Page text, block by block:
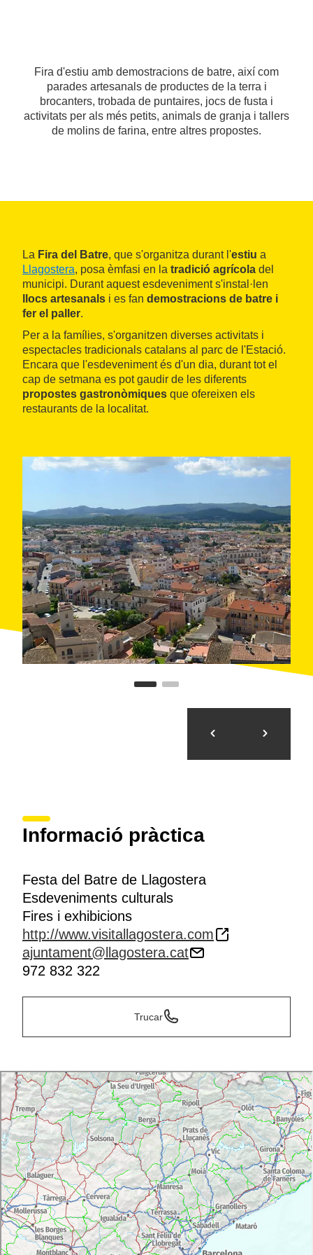
Fira d'estiu amb demostracions de batre, així com
parades artesanals de productes de la terra i
brocanters, trobada de puntaires, jocs de fusta i
activitats per als més petits, animals de granja i tallers
de molins de farina, entre altres propostes.
La Fira del Batre, que s'organitza durant l'estiu a
Llagostera, posa èmfasi en la tradició agrícola del
municipi. Durant aquest esdeveniment s'instal·len
llocs artesanals i es fan demostracions de batre i
fer el paller.
Per a la famílies, s'organitzen diverses activitats i
espectacles tradicionals catalans al parc de l'Estació.
Encara que l'esdeveniment és d'un dia, durant tot el
cap de setmana es pot gaudir de les diferents
propostes gastronòmiques que ofereixen els
restaurants de la localitat.
Informació pràctica
Festa del Batre de Llagostera
Esdeveniments culturals
Fires i exhibicions
http://www.visitallagostera.com
ajuntament@llagostera.cat
972 832 322
Trucar